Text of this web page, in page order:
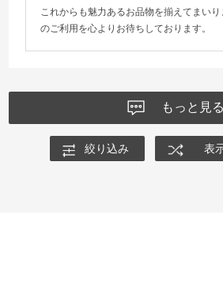
これからも魅力あるお品物を揃えてまいり
のご利用を心よりお待ちしております。
もっと見る
絞り込み 表